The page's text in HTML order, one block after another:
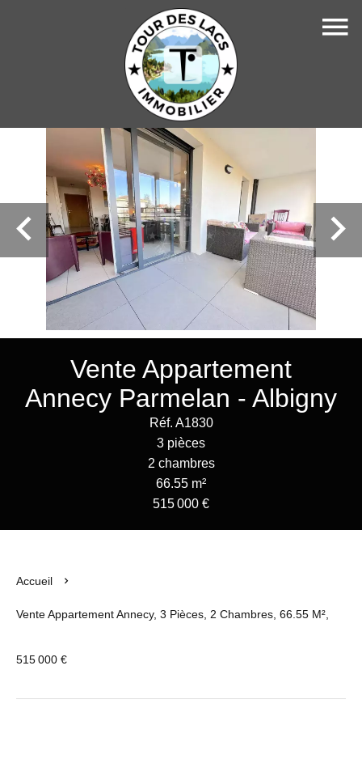
Vente Appartement
Annecy Parmelan - Albigny
Réf. A1830
3 pièces
2 chambres
66.55 m²
515 000 €
Accueil
Vente Appartement Annecy, 3 Pièces, 2 Chambres, 66.55 M²,
515 000 €